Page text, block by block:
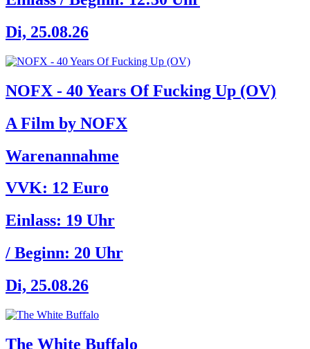
Di, 25.08.26
NOFX - 40 Years Of Fucking Up (OV)
A Film by NOFX
Warenannahme
VVK: 12 Euro
Einlass: 19 Uhr
/ Beginn: 20 Uhr
Di, 25.08.26
The White Buffalo